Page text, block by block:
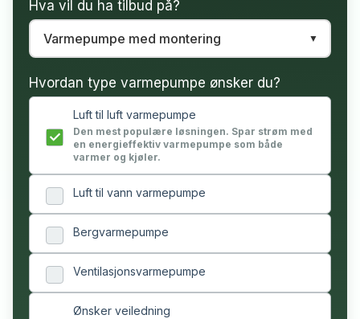
Hva vil du ha tilbud på?
Hvordan type varmepumpe ønsker du?
Luft til luft varmepumpe
Den mest populære løsningen. Spar strøm med
en energieffektiv varmepumpe som både
varmer og kjøler.
Luft til vann varmepumpe
Bergvarmepumpe
Ventilasjonsvarmepumpe
Ønsker veiledning